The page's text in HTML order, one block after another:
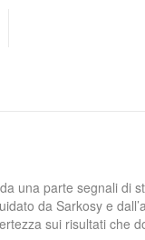
una parte segnali di
da Sarkosy e
sui risultati che